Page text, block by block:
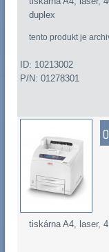
duplex
tento produkt je
ID: 10213002
P/N: 01278301
tiskárna A4, laser,